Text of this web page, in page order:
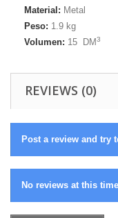
Material: Metal
Peso: 1.9 kg
Volumen: 15 DM3
REVIEWS (0)
Post a review and try
No reviews at this